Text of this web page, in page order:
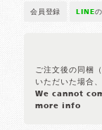
会員登録 LINE
ご注文後の同梱
いただいた場合
We cannot
more info